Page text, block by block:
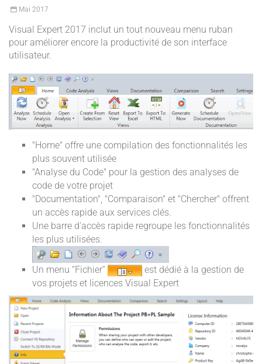
Mai 2017
Visual Expert 2017 inclut un tout nouveau menu ruban
pour améliorer encore la productivité de son interface
utilisateur.
"Home" offre une compilation des fonctionnalités les
plus souvent utilisée
"Analyse du Code" pour la gestion des analyses de
code de votre projet
"Documentation", "Comparaison" et "Chercher" offrent
un accès rapide aux services clés.
Une barre d'accès rapide regroupe les fonctionnalités
les plus utilisées.
Un menu “Fichier”
est dédié à la gestion de
vos projets et licences Visual Expert